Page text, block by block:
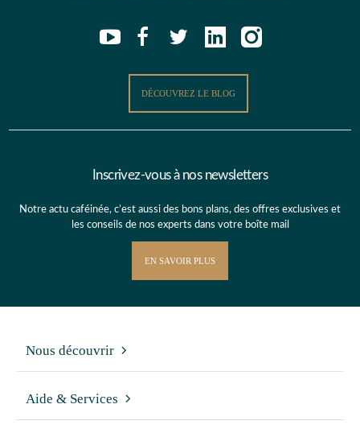
DÉCOUVREZ LE BLOG
Inscrivez-vous à nos newsletters
Notre actu caféinée, c’est aussi des bons plans, des offres exclusives et
les conseils de nos experts dans votre boîte mail
EN SAVOIR PLUS
Nous découvrir
Aide & Services